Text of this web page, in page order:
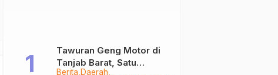
Berita Daerah
Tawuran Geng Motor di
Tanjab Barat, Satu